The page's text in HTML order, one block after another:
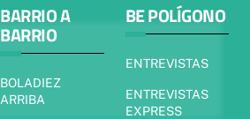
BARRIO A
BARRIO
BOLADIEZ
ARRIBA
BE POLÍGONO
ENTREVISTAS
ENTREVISTAS
EXPRESS